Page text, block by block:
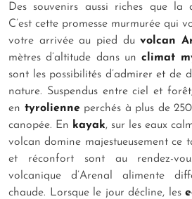
Des souvenirs aussi riches que la
C’est cette promesse murmurée qui
votre arrivée au pied duvolcan
mètres d’altitude dans unclimat
sont les possibilités d’admirer et de
nature. Suspendus entre ciel et
en tyrolienneperchés à plus de
canopée. En kayak, sur les eaux
volcan domine majestueusement ce
et réconfort sont au rendez-
volcanique d’Arenal alimente
chaude. Lorsque le jour décline, les